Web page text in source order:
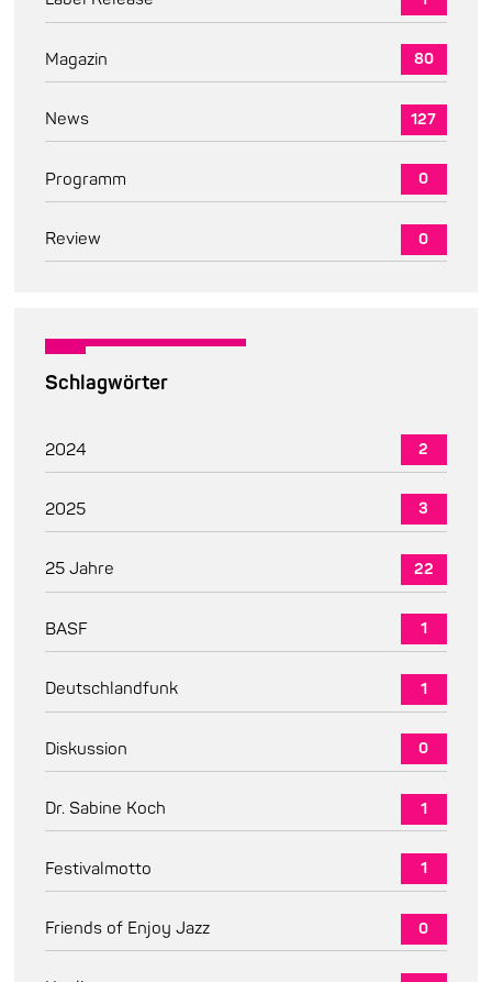
Magazin 80
News 127
Programm 0
Review 0
Schlagwörter
2024 2
2025 3
25 Jahre 22
BASF 1
Deutschlandfunk 1
Diskussion 0
Dr. Sabine Koch 1
Festivalmotto 1
Friends of Enjoy Jazz 0